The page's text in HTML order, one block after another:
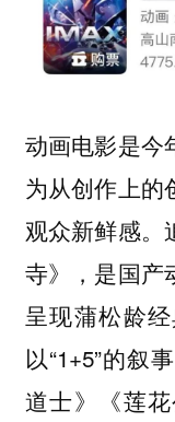
动画电影是今
为从创作上的
观众新鲜感。
寺》，是国产
呈现蒲松龄
以“1+5”的叙
道士》《莲